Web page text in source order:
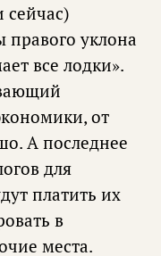
сейчас)
уклона
все лодки».
от
А последнее
для
платить их
в
места.